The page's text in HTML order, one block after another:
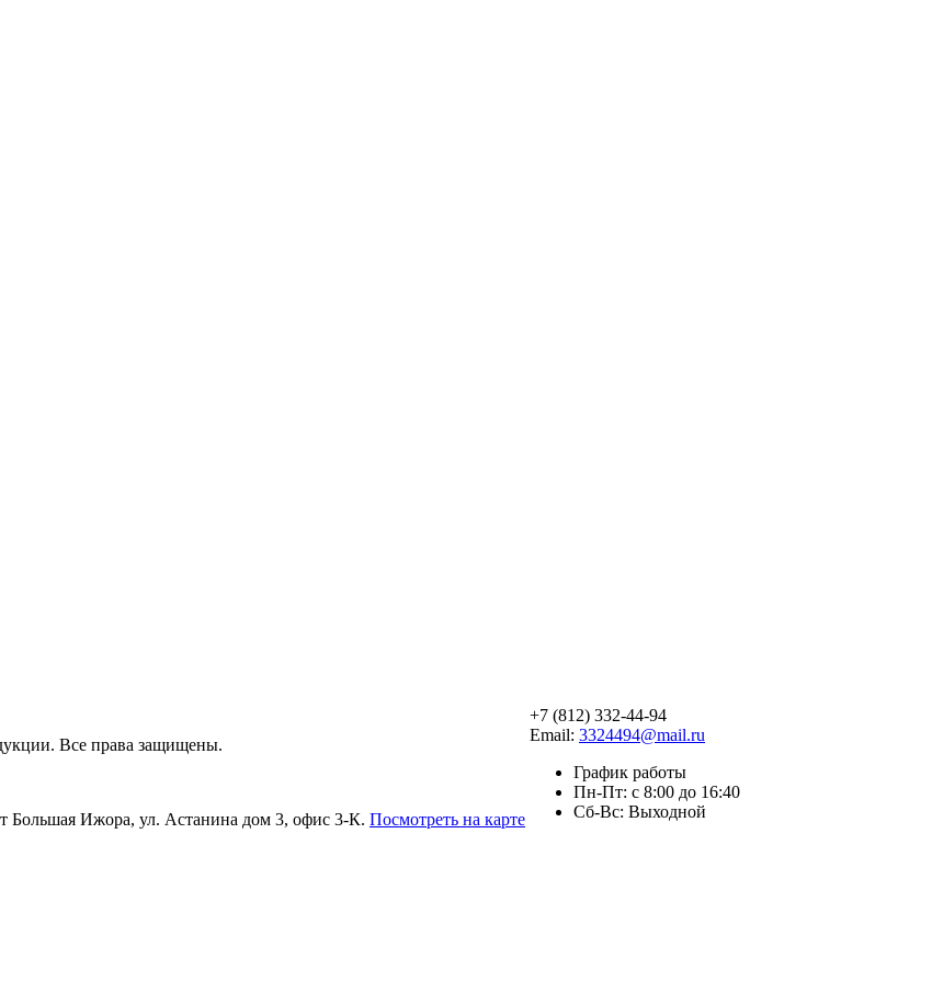
Все права защищены.
Большая Ижора, ул. Астанина дом 3, офис 3-К. Посмотреть на карте
+7 (812) 332-44-94
Email: 3324494@mail.ru
График работы
Пн-Пт: с 8:00 до 16:40
Сб-Вс: Выходной